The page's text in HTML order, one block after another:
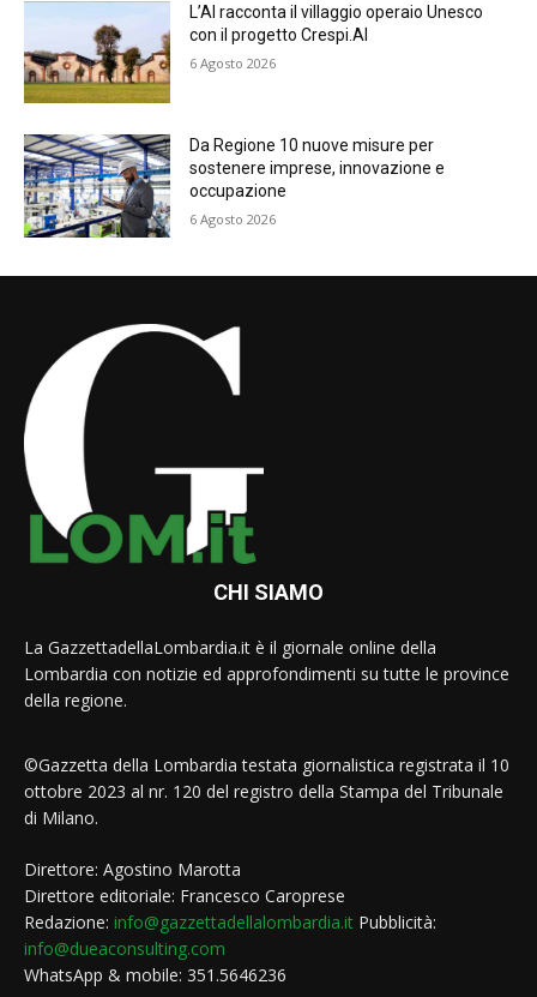
L’AI racconta il villaggio operaio Unesco
con il progetto Crespi.AI
6 Agosto 2026
Da Regione 10 nuove misure per
sostenere imprese, innovazione e
occupazione
6 Agosto 2026
CHI SIAMO
La GazzettadellaLombardia.it è il giornale online della
Lombardia con notizie ed approfondimenti su tutte le province
della regione.
©Gazzetta della Lombardia testata giornalistica registrata il 10
ottobre 2023 al nr. 120 del registro della Stampa del Tribunale
di Milano.
Direttore: Agostino Marotta
Direttore editoriale: Francesco Caroprese
Redazione: info@gazzettadellalombardia.it Pubblicità:
info@dueaconsulting.com
WhatsApp & mobile: 351.5646236